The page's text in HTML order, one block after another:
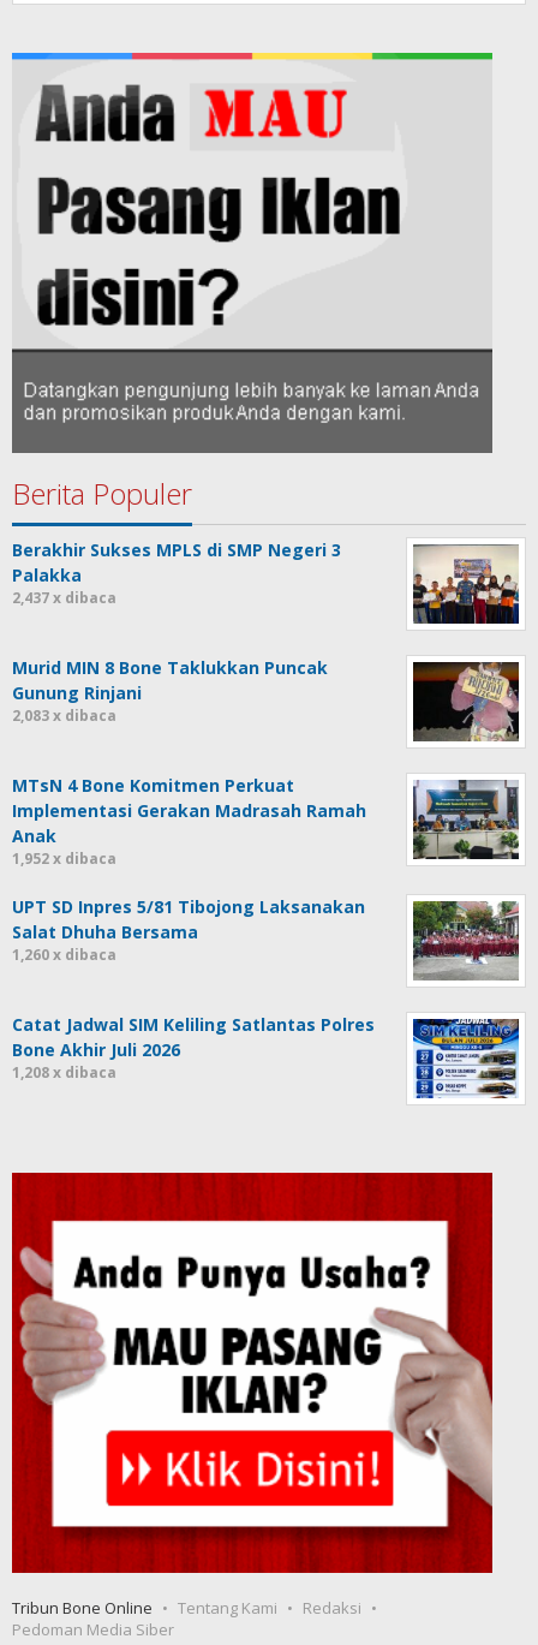
Berita Populer
Berakhir Sukses MPLS di SMP Negeri 3
Palakka
2,437 x dibaca
Murid MIN 8 Bone Taklukkan Puncak
Gunung Rinjani
2,083 x dibaca
MTsN 4 Bone Komitmen Perkuat
Implementasi Gerakan Madrasah Ramah
Anak
1,952 x dibaca
UPT SD Inpres 5/81 Tibojong Laksanakan
Salat Dhuha Bersama
1,260 x dibaca
Catat Jadwal SIM Keliling Satlantas Polres
Bone Akhir Juli 2026
1,208 x dibaca
Tribun Bone Online Tentang Kami
Redaksi
Pedoman Media Siber